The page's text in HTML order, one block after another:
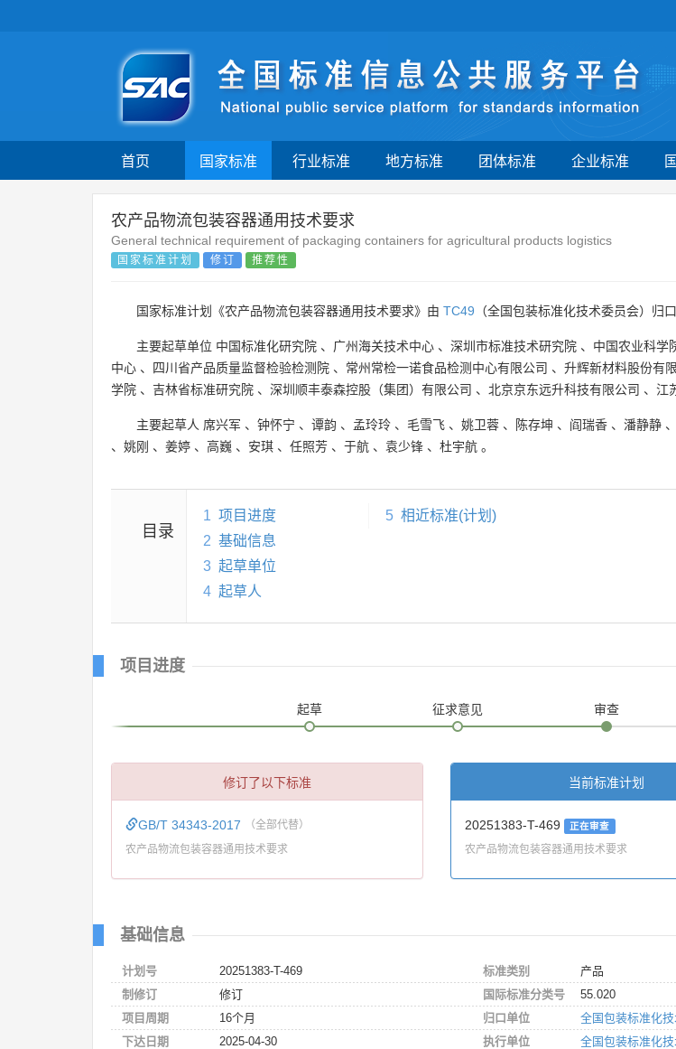
首页 国家标准 行业标准 地方标准 团体标准 企业标准
农产品物流包装容器通用技术要求
General technical requirement of packaging containers for agricultural products logistics
国家标准计划 修订 推荐性
国家标准计划《农产品物流包装容器通用技术要求》由 TC49 （全国包装标准化技术委员会）归
主要起草单位 中国标准化研究院 、 广州海关技术中心 、 深圳市标准技术研究院 、 中国农业科学
中心 、 四川省产品质量监督检验检测院 、 常州常检一诺食品检测中心有限公司 、 升辉新材料股份有
学院 、 吉林省标准研究院 、 深圳顺丰泰森控股（集团）有限公司 、 北京京东远升科技有限公司 、 江
主要起草人 席兴军 、 钟怀宁 、 谭韵 、 孟玲玲 、 毛雪飞 、 姚卫蓉 、 陈存坤 、 阎瑞香 、 潘静静 、
、 姚刚 、 姜婷 、 高巍 、 安琪 、 任照芳 、 于航 、 袁少锋 、 杜宇航 。
目录
1 项目进度
2 基础信息
3 起草单位
4 起草人
5 相近标准(计划)
项目进度
起草 征求意见 审查
修订了以下标准
GB/T 34343-2017 （全部代替）
农产品物流包装容器通用技术要求
当前标准计划
20251383-T-469 正在审查
农产品物流包装容器通用技术要求
基础信息
计划号
20251383-T-469
制修订
修订
项目周期
16个月
下达日期
2025-04-30
标准类别
产品
国际标准分类号
55.020
归口单位
全国包装标准化
执行单位
全国包装标准化